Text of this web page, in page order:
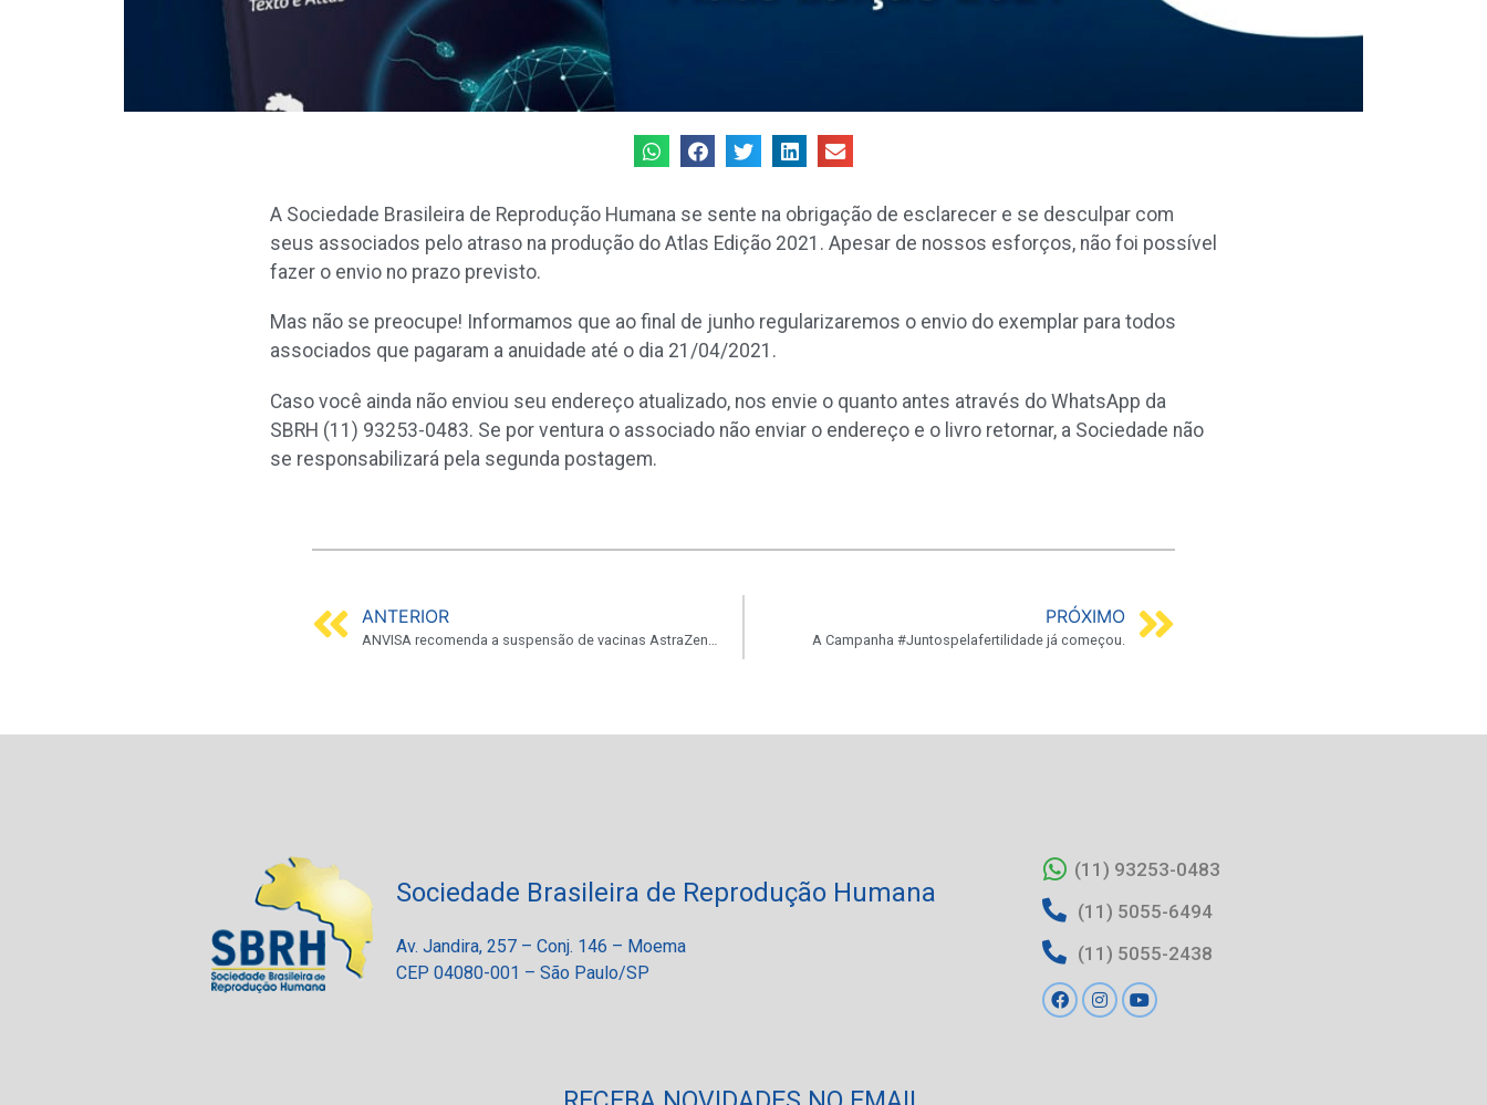
A Sociedade Brasileira de Reprodução Humana se sente na obrigação de esclarecer e se desculpar com
seus associados pelo atraso na produção do Atlas Edição 2021. Apesar de nossos esforços, não foi possível
fazer o envio no prazo previsto.
Mas não se preocupe! Informamos que ao final de junho regularizaremos o envio do exemplar para todos
associados que pagaram a anuidade até o dia 21/04/2021.
Caso você ainda não enviou seu endereço atualizado, nos envie o quanto antes através do WhatsApp da
SBRH (11) 93253-0483. Se por ventura o associado não enviar o endereço e o livro retornar, a Sociedade não
se responsabilizará pela segunda postagem.
ANTERIOR
ANVISA recomenda a suspensão de vacinas AstraZeneca/Fiocruz para gestantes!
PRÓXIMO
A Campanha #Juntospelafertilidade já começou.
Sociedade Brasileira de Reprodução Humana
Av. Jandira, 257 – Conj. 146 – Moema
CEP 04080-001 – São Paulo/SP
(11) 93253-0483
(11) 5055-6494
(11) 5055-2438